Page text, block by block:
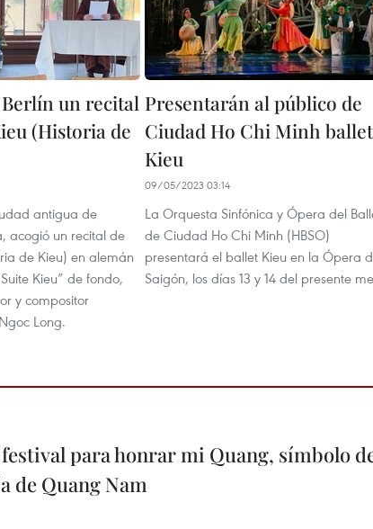
un recital
(Historia de
antigua de
acogió un recital de
de Kieu) en alemán
Kieu” de fondo,
y compositor
Long.
Presentarán al público de
Ciudad Ho Chi Minh ballet
Kieu
09/05/2023 03:14
La Orquesta Sinfónica y Ópera del
de Ciudad Ho Chi Minh (HBSO)
presentará el ballet Kieu en la Ópera
Saigón, los días 13 y 14 del presente
para honrar mi Quang, símbolo
de Quang Nam